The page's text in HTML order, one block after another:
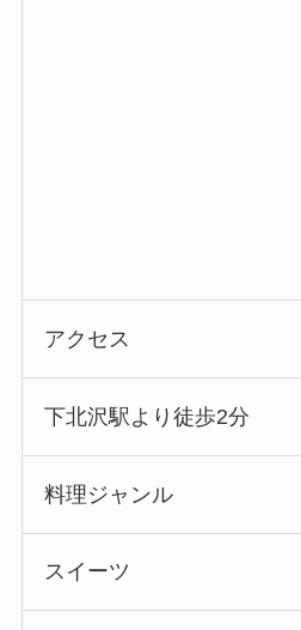
アクセス
下北沢駅より徒歩2分
料理ジャンル
スイーツ